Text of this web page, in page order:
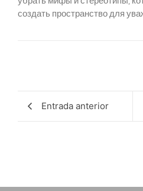
создать пространство для
Entrada anterior